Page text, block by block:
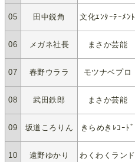
05 田中鋭角 文化ｴﾝﾀｰﾃｰﾒﾝﾄ
06 メガネ社長 まさか芸能
07 春野ウララ モツナベプロ
08 武田鉄郎 まさか芸能
09 坂道ころりん きらめきﾚｺｰﾄﾞ
10 遠野ゆかり わくわくランド